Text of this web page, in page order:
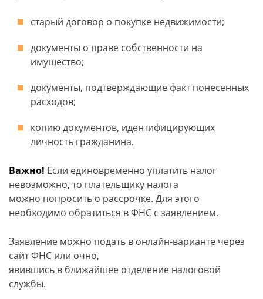
старый договор о покупке недвижимости;
документы о праве собственности на
имущество;
документы, подтверждающие факт понесенных
расходов;
копию документов, идентифицирующих
личность гражданина.
Важно! Если единовременно уплатить налог
невозможно, то плательщику налога
можно попросить о рассрочке. Для этого
необходимо обратиться в ФНС с заявлением.
Заявление можно подать в онлайн-варианте через
сайт ФНС или очно,
явившись в ближайшее отделение налоговой
службы.